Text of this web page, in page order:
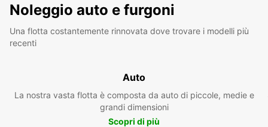
Noleggio auto e furgoni
Una flotta costantemente rinnovata dove trovare i modelli più
recenti
Auto
La nostra vasta flotta è composta da auto di piccole, medie e
grandi dimensioni
Scopri di più